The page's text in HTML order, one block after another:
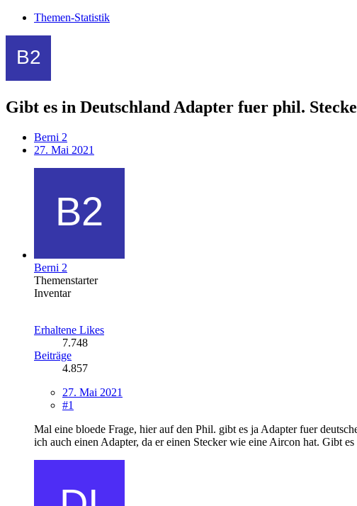
Themen-Statistik
Gibt es in Deutschland Adapter fuer phil.
Berni 2
27. Mai 2021
Berni 2
Themenstarter
Inventar
Erhaltene Likes
7.748
Beiträge
4.857
27. Mai 2021
#1
Mal eine bloede Frage, hier auf den Phil. gibt es ja Adapter fuer
ich auch einen Adapter, da er einen Stecker wie eine Aircon hat. Gibt